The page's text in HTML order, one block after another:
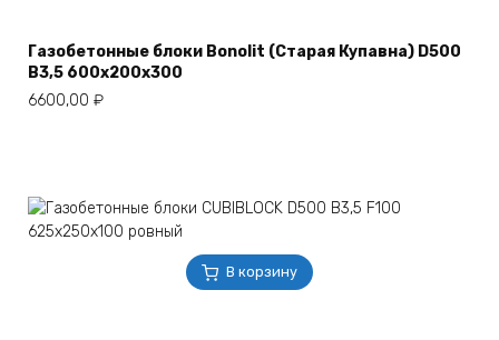
Газобетонные блоки Bonolit (Старая Купавна) D500
В3,5 600х200х300
6600,00 ₽
В корзину